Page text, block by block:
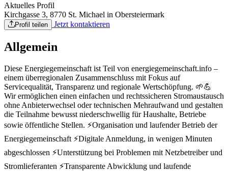
Aktuelles Profil
Kirchgasse 3, 8770 St. Michael in Obersteiermark
Profil teilen Jetzt kontaktieren
Allgemein
Diese Energiegemeinschaft ist Teil von energiegemeinschaft.info –
einem überregionalen Zusammenschluss mit Fokus auf
Servicequalität, Transparenz und regionale Wertschöpfung. 🌱💪
Wir ermöglichen einen einfachen und rechtssicheren Stromaustausch
ohne Anbieterwechsel oder technischen Mehraufwand und gestalten
die Teilnahme bewusst niederschwellig für Haushalte, Betriebe
sowie öffentliche Stellen. ⚡Organisation und laufender Betrieb der
Energiegemeinschaft ⚡Digitale Anmeldung, in wenigen Minuten
abgeschlossen ⚡Unterstützung bei Problemen mit Netzbetreiber und
Stromlieferanten ⚡Transparente Abwicklung und laufende